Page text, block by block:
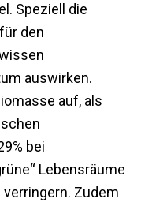
Speziell die
den
auswirken.
auf, als
bei
Lebensräume
Zudem